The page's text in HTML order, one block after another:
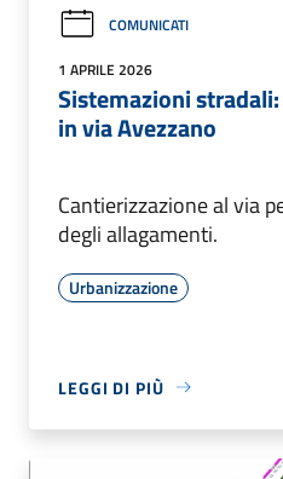
COMUNICATI
1 APRILE 2026
Sistemazioni
in via Avezzano
Cantierizzazione al via
degli allagamenti.
Urbanizzazione
LEGGI DI PIÙ